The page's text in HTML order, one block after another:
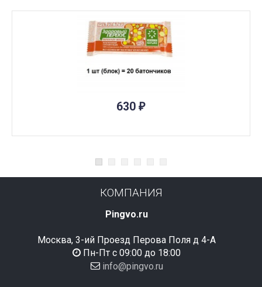
630 ₽
КОМПАНИЯ
Pingvo.ru
Москва, 3-ий Проезд Перова Поля д 4-А
Пн-Пт с 09:00 до 18:00
info@pingvo.ru